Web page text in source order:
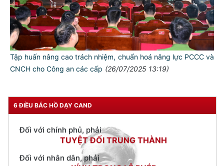
Tập huấn nâng cao trách nhiệm, chuẩn hoá năng lực PCCC và
CNCH cho Công an các cấp (26/07/2025 13:19)
6 ĐIỀU BÁC HỒ DẠY CAND
TƯ CÁCH
NGƯỜI CÔNG AN CÁCH MỆNH LÀ:
Đối với tự mình, phải
CẦN, KIỆM, LIÊM, CHÍNH
Đối với đồng sự, phải
THÂN ÁI GIÚP ĐỠ
TUYỆT ĐỐI TRUNG THÀNH
KÍNH TRỌNG LỄ PHÉP
Đối với công việc, phải
TẬN TỤY